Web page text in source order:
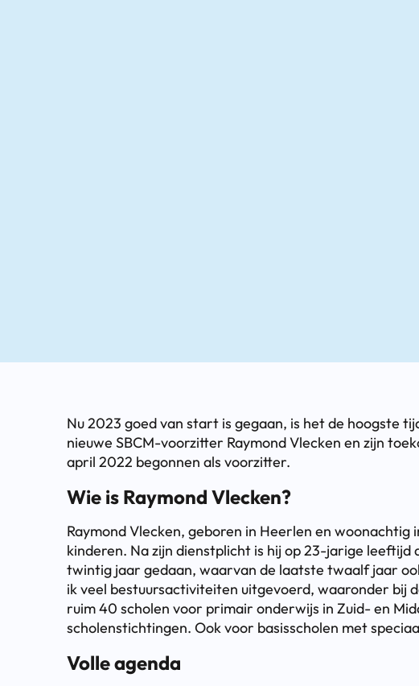
Nu 2023 goed van start is gegaan, is het de hoogste
nieuwe SBCM-voorzitter Raymond Vlecken en zijn
april 2022 begonnen als voorzitter.
Wie is Raymond Vlecken?
Raymond Vlecken, geboren in Heerlen en
kinderen. Na zijn dienstplicht is hij op 23-jarige
twintig jaar gedaan, waarvan de laatste twaalf jaar
ik veel bestuursactiviteiten uitgevoerd, waaronder bij
ruim 40 scholen voor primair onderwijs in Zuid- en
scholenstichtingen. Ook voor basisscholen met
Volle agenda